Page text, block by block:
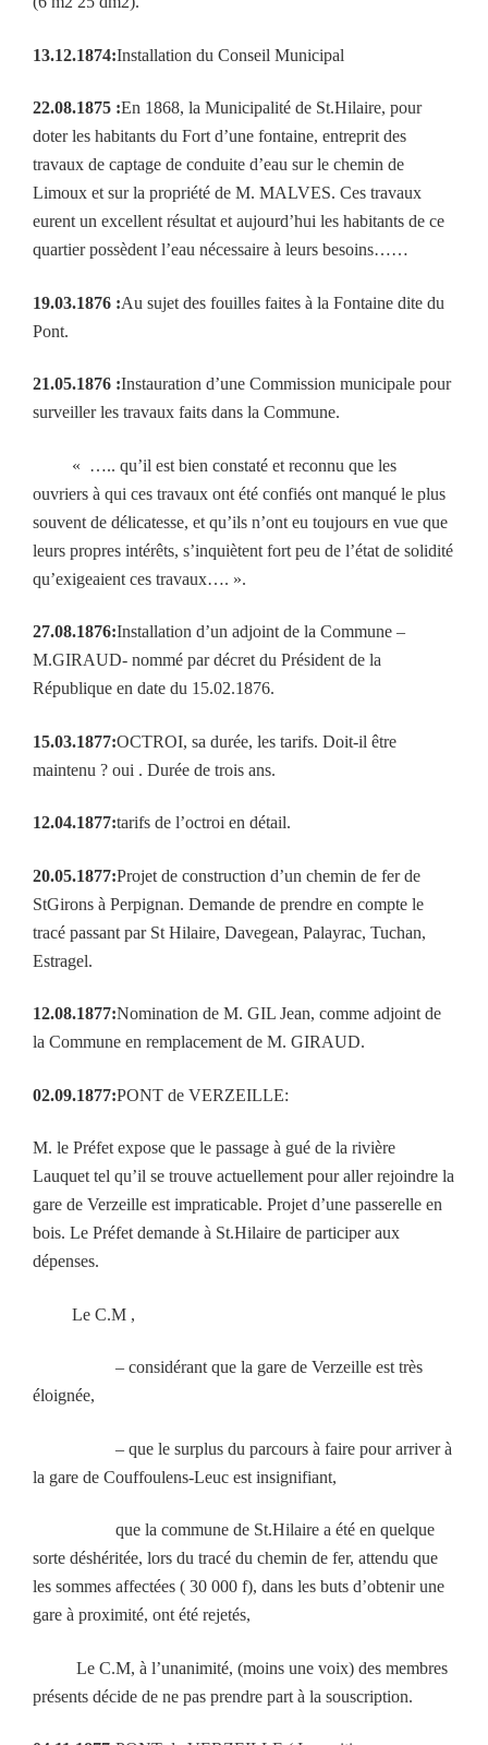
13.12.1874:Installation du Conseil Municipal
22.08.1875 :En 1868, la Municipalité de St.Hilaire, pour
doter les habitants du Fort d’une fontaine, entreprit des
travaux de captage de conduite d’eau sur le chemin de
Limoux et sur la propriété de M. MALVES. Ces travaux
eurent un excellent résultat et aujourd’hui les habitants de ce
quartier possèdent l’eau nécessaire à leurs besoins……
19.03.1876 :Au sujet des fouilles faites à la Fontaine dite du
Pont.
21.05.1876 :Instauration d’une Commission municipale pour
surveiller les travaux faits dans la Commune.
« ….. qu’il est bien constaté et reconnu que les
ouvriers à qui ces travaux ont été confiés ont manqué le plus
souvent de délicatesse, et qu’ils n’ont eu toujours en vue que
leurs propres intérêts, s’inquiètent fort peu de l’état de solidité
qu’exigeaient ces travaux…. ».
27.08.1876:Installation d’un adjoint de la Commune –
M.GIRAUD- nommé par décret du Président de la
République en date du 15.02.1876.
15.03.1877:OCTROI, sa durée, les tarifs. Doit-il être
maintenu ? oui . Durée de trois ans.
12.04.1877:tarifs de l’octroi en détail.
20.05.1877:Projet de construction d’un chemin de fer de
StGirons à Perpignan. Demande de prendre en compte le
tracé passant par St Hilaire, Davegean, Palayrac, Tuchan,
Estragel.
12.08.1877:Nomination de M. GIL Jean, comme adjoint de
la Commune en remplacement de M. GIRAUD.
02.09.1877:PONT de VERZEILLE:
M. le Préfet expose que le passage à gué de la rivière
Lauquet tel qu’il se trouve actuellement pour aller rejoindre la
gare de Verzeille est impraticable. Projet d’une passerelle en
bois. Le Préfet demande à St.Hilaire de participer aux
dépenses.
Le C.M ,
– considérant que la gare de Verzeille est très
éloignée,
– que le surplus du parcours à faire pour arriver à
la gare de Couffoulens-Leuc est insignifiant,
que la commune de St.Hilaire a été en quelque
sorte déshéritée, lors du tracé du chemin de fer, attendu que
les sommes affectées ( 30 000 f), dans les buts d’obtenir une
gare à proximité, ont été rejetés,
Le C.M, à l’unanimité, (moins une voix) des membres
présents décide de ne pas prendre part à la souscription.